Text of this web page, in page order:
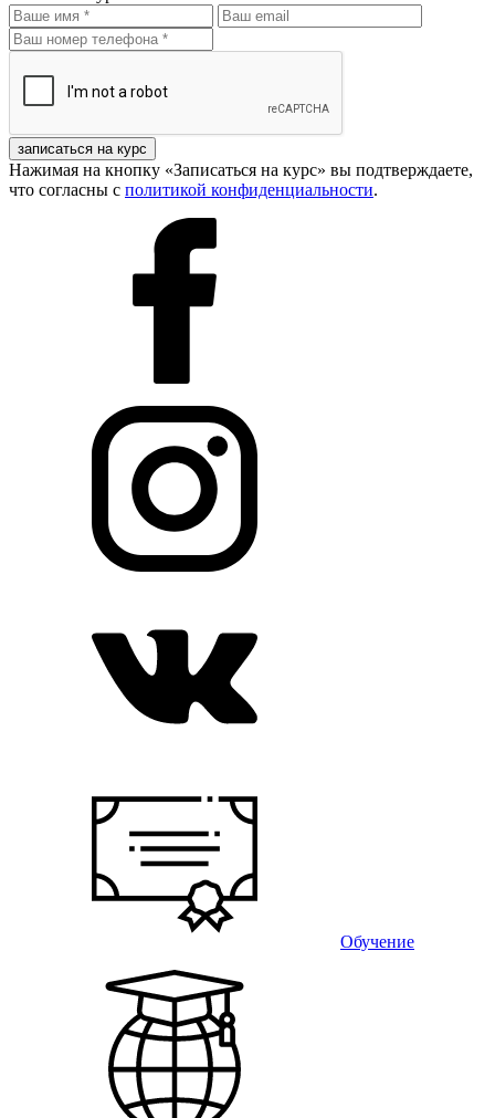
записаться на курс
Нажимая на кнопку «Записаться на курс» вы подтверждаете,
что согласны с политикой конфиденциальности.
Обучение